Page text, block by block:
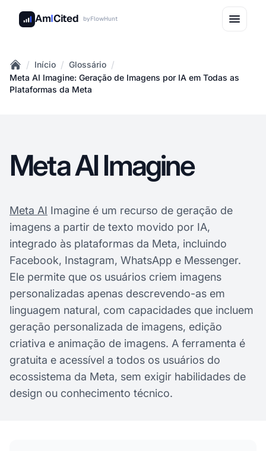
AmICited byFlowHunt
Home
/ Início / Glossário /
Meta AI Imagine: Geração de Imagens por IA em Todas as
Plataformas da Meta
Meta AI Imagine
Meta AI Imagine é um recurso de geração de
imagens a partir de texto movido por IA,
integrado às plataformas da Meta, incluindo
Facebook, Instagram, WhatsApp e Messenger.
Ele permite que os usuários criem imagens
personalizadas apenas descrevendo-as em
linguagem natural, com capacidades que incluem
geração personalizada de imagens, edição
criativa e animação de imagens. A ferramenta é
gratuita e acessível a todos os usuários do
ecossistema da Meta, sem exigir habilidades de
design ou conhecimento técnico.